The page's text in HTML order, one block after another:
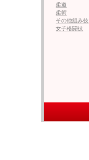
柔道
柔術
その他組み技
女子格闘技